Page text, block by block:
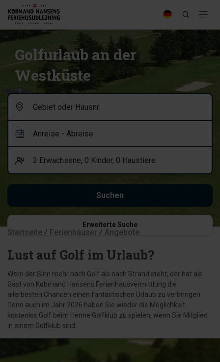
Golfurlaub an der
Westküste
Erweiterte Suche
Startseite / Ferienhäuser / Angebote
Lust auf Golf im Urlaub?
Wem der Sinn mehr nach Golf als nach Strand steht, der hat als
Gast von Købmand Hansens Ferienhausvermittlung die
allerbesten Chancen einen fantastischen Urlaub zu verbringen.
Denn auch im Jahr 2026 haben Sie wieder die Möglichkeit
kostenlos Golf beim Henne Golfklub zu spielen, wenn Sie Mitglied
in einem Golfklub sind.